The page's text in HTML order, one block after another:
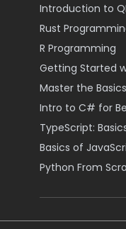
Introduction to
Rust
R Programming
Getting Started
Master the
Intro to C# for
TypeScript:
Basics of
Python From